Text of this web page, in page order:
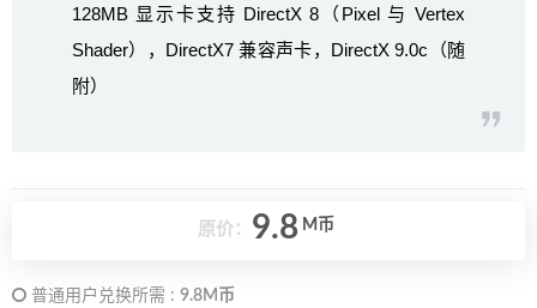
128MB 显示卡支持 DirectX 8（Pixel 与 Vertex
Shader），DirectX7 兼容声卡，DirectX 9.0c（随
附）
原价： 9.8 M币
普通用户兑换所需 : 9.8M币